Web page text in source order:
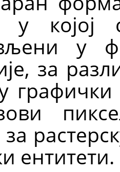
у којој
у
за
ентитети.